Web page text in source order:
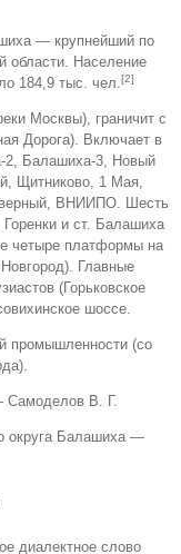
— крупнейший по
области. Население
184,9 тыс. чел. [2]
Москвы), граничит с
Дорога). Включает в
2, Балашиха-3, Новый
Щитниково, 1 Мая
, ВНИИПО. Шесть
и ст. Балашиха
четыре платформы на
Главные
(Горьковское
шоссе.
промышленности (со
Самоделов В. Г.
округа Балашиха —
диалектное слово